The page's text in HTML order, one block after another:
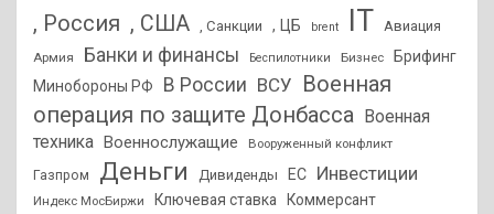
, Россия , США , Санкции , ЦБ brent IT Авиация
Армия Банки и финансы Беспилотники Бизнес
Брифинг
Минобороны РФ
В России ВСУ Военная
операция по защите Донбасса
Военная
техника
Военнослужащие Вооруженный конфликт
Газпром Деньги Дивиденды ЕС Инвестиции
Индекс МосБиржи Ключевая ставка Коммерсант